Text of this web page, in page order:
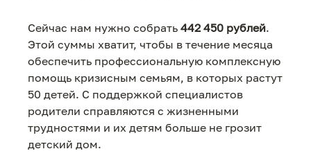
Сейчас нам нужно собрать 442 450 рублей.
Этой суммы хватит, чтобы в течение месяца
обеспечить профессиональную комплексную
помощь кризисным семьям, в которых растут
50 детей. С поддержкой специалистов
родители справляются с жизненными
трудностями и их детям больше не грозит
детский дом.